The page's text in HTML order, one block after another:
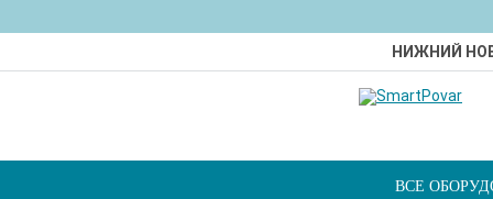
НИЖНИЙ
ВСЕ